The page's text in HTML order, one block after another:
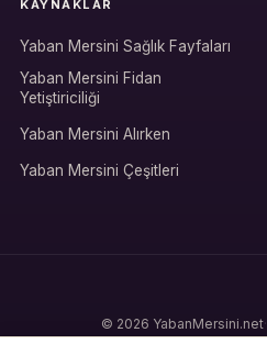
Üretici / çiftçi paneli
KAYNAKLAR
Yaban Mersini Sağlık Fayfaları
Yaban Mersini Fidan
Yetiştiriciliği
Yaban Mersini Alırken
Yaban Mersini Çeşitleri
© 2026 YabanMersini.net·